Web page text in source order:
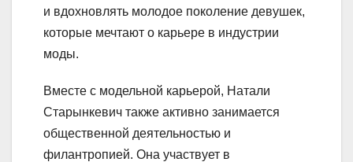
и вдохновлять молодое поколение девушек,
которые мечтают о карьере в индустрии
моды.
Вместе с модельной карьерой, Натали
Старынкевич также активно занимается
общественной деятельностью и
филантропией. Она участвует в